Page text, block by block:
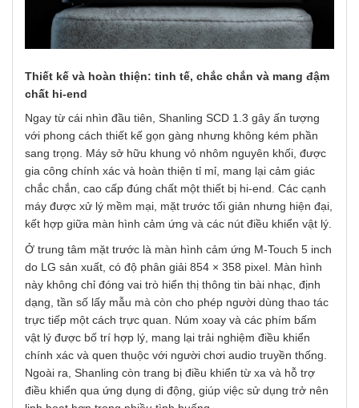
Thiết kế và hoàn thiện: tinh tế, chắc chắn và mang đậm
chất hi-end
Ngay từ cái nhìn đầu tiên, Shanling SCD 1.3 gây ấn tượng
với phong cách thiết kế gọn gàng nhưng không kém phần
sang trọng. Máy sở hữu khung vỏ nhôm nguyên khối, được
gia công chính xác và hoàn thiện tỉ mỉ, mang lại cảm giác
chắc chắn, cao cấp đúng chất một thiết bị hi-end. Các cạnh
máy được xử lý mềm mại, mặt trước tối giản nhưng hiện đại,
kết hợp giữa màn hình cảm ứng và các nút điều khiển vật lý.
Ở trung tâm mặt trước là màn hình cảm ứng M-Touch 5 inch
do LG sản xuất, có độ phân giải 854 × 358 pixel. Màn hình
này không chỉ đóng vai trò hiển thị thông tin bài nhạc, định
dạng, tần số lấy mẫu mà còn cho phép người dùng thao tác
trực tiếp một cách trực quan. Núm xoay và các phím bấm
vật lý được bố trí hợp lý, mang lại trải nghiệm điều khiển
chính xác và quen thuộc với người chơi audio truyền thống.
Ngoài ra, Shanling còn trang bị điều khiển từ xa và hỗ trợ
điều khiển qua ứng dụng di động, giúp việc sử dụng trở nên